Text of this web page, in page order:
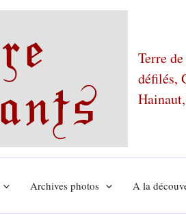
Terre
défilés,
Archives photos A la